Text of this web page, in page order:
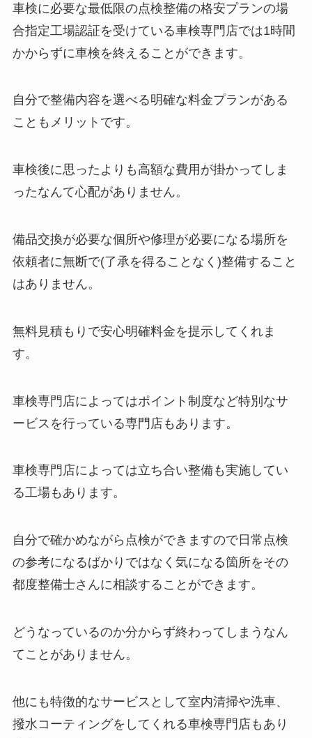
車検に必要な最低限の点検整備の格安プランの場
合指定工場認証を受けている車検専門店では1時間
かからずに車検を終えることができます。
自分で整備内容を選べる明確な料金プランがある
こともメリットです。
車検後に思ったよりも高額な費用が掛かってしま
ったなんて心配がありません。
備品交換が必要な個所や修理が必要になる場所を
依頼者に無断で(了承を得ることなく)整備すること
はありません。
無料見積もりで安心明確料金を提示してくれま
す。
車検専門店によってはポイント制度など特別なサ
ービスを行っている専門店もあります。
車検専門店によっては立ち合い整備も実施してい
る工場もあります。
自分で確かめながら点検ができますので日常点検
の参考になるばかりではなく気になる箇所をその
都度整備士さんに相談することができます。
どうなっているのか分からず終わってしまうなん
てことがありません。
他にも特徴的なサービスとして室内清掃や洗車、
撥水コーティングをしてくれる車検専門店もあり